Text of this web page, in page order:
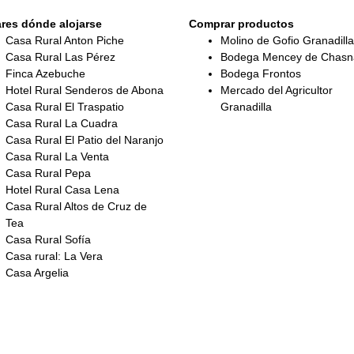
dónde alojarse
Casa Rural Anton Piche
Casa Rural Las Pérez
Finca Azebuche
Hotel Rural Senderos de Abona
Casa Rural El Traspatio
Casa Rural La Cuadra
Casa Rural El Patio del Naranjo
Casa Rural La Venta
Casa Rural Pepa
Hotel Rural Casa Lena
Casa Rural Altos de Cruz de
Tea
Casa Rural Sofía
Casa rural: La Vera
Casa Argelia
Comprar productos
Molino de Gofio Granadilla
Bodega Mencey de
Bodega Frontos
Mercado del Agricultor
Granadilla